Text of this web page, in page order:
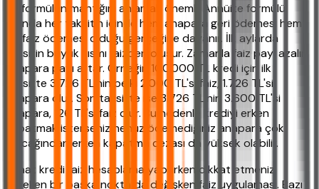
Bu formülün mantığını anlamak önemli. Annüite formülü
aslında her taksitin içinde hem anapara geri ödemesi hem
de faiz ödemesi olduğu gerçeğine dayanır. İlk aylarda
taksitin büyük kısmı faizden oluşur. Zamanla faiz payı azalır
anapara payı artar. Örneğin 100.000 TL kredi için ilk
taksitte 3.726 TL'nin belki 2.000 TL'si faiz, 1.726 TL'si
anapara olur. Son taksitte ise 3.726 TL'nin 3.600 TL'si
anapara, 126 TL'si faiz olur. Bu nedenle krediyi erken
kapatmak isterseniz henüz ödemediğiniz anapara çok
olacağından erken kapatma cezası da yüksek olabilir.
Ziraat kredi faiz hesaplama yaparken dikkat etmeniz
gereken bir başka nokta da değişken faiz uygulaması. Bazı